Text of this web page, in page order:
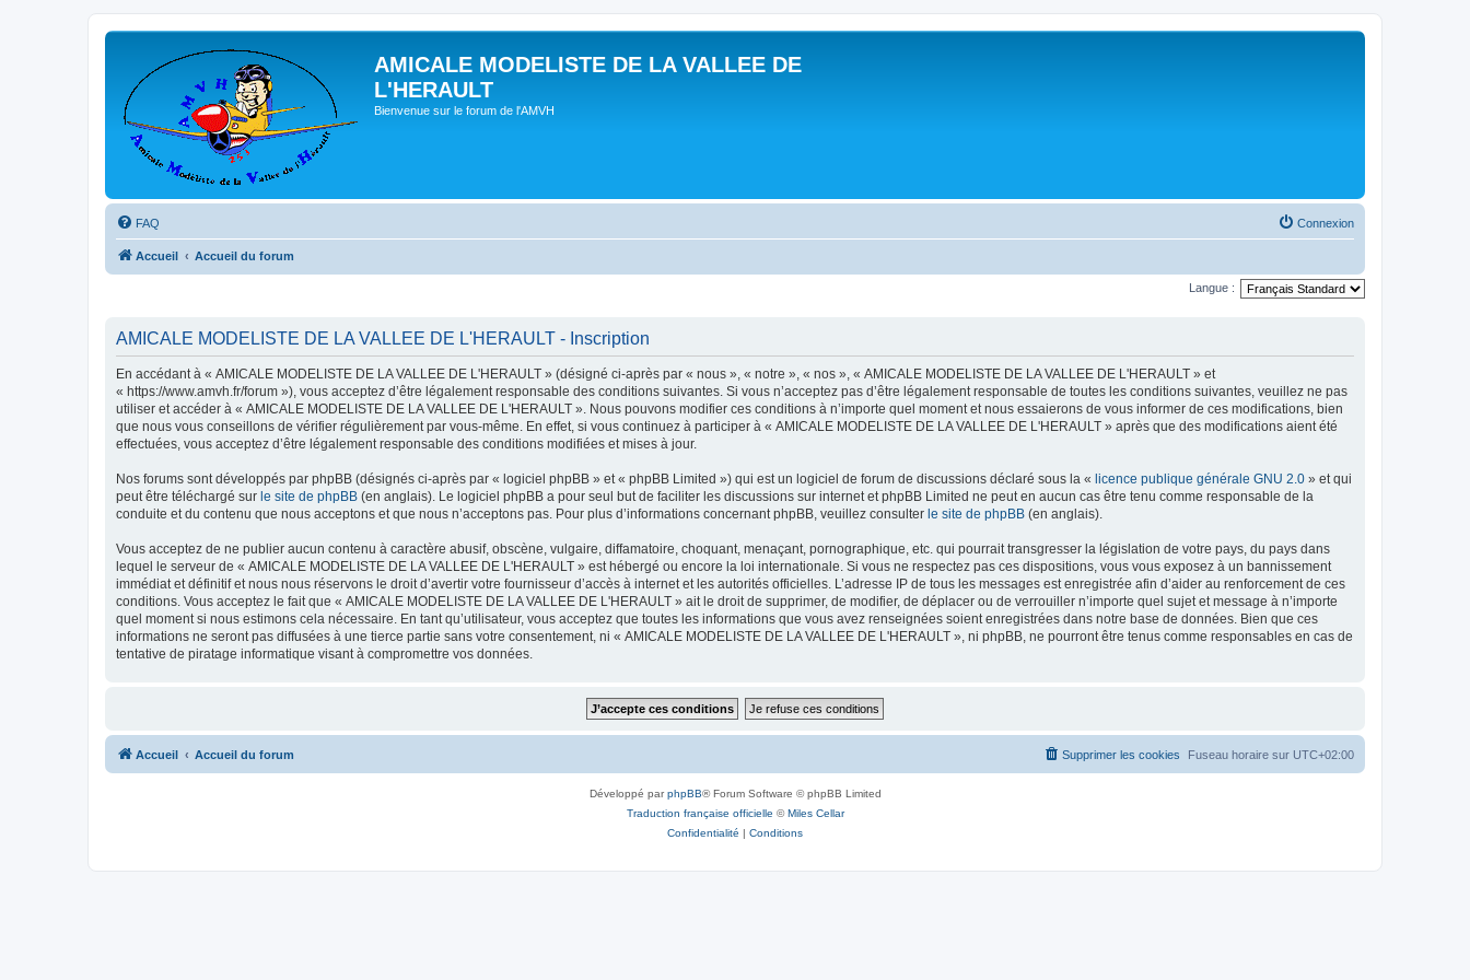
AMICALE MODELISTE DE LA VALLEE DE
L'HERAULT
Bienvenue sur le forum de l'AMVH
FAQ Connexion
Accueil Accueil du forum
Langue :
AMICALE MODELISTE DE LA VALLEE DE L'HERAULT - Inscription
En accédant à « AMICALE MODELISTE DE LA VALLEE DE L'HERAULT » (désigné ci-après par « nous », « notre », « nos », « AMICALE MODELISTE DE LA VALLEE DE L'HERAULT » et
« https://www.amvh.fr/forum »), vous acceptez d’être légalement responsable des conditions suivantes. Si vous n’acceptez pas d’être légalement responsable de toutes les conditions suivantes, veuillez ne pas
utiliser et accéder à « AMICALE MODELISTE DE LA VALLEE DE L'HERAULT ». Nous pouvons modifier ces conditions à n’importe quel moment et nous essaierons de vous informer de ces modifications, bien
que nous vous conseillons de vérifier régulièrement par vous-même. En effet, si vous continuez à participer à « AMICALE MODELISTE DE LA VALLEE DE L'HERAULT » après que des modifications aient été
effectuées, vous acceptez d’être légalement responsable des conditions modifiées et mises à jour.
Nos forums sont développés par phpBB (désignés ci-après par « logiciel phpBB » et « phpBB Limited ») qui est un logiciel de forum de discussions déclaré sous la « licence publique générale GNU 2.0 » et qui
peut être téléchargé sur le site de phpBB (en anglais). Le logiciel phpBB a pour seul but de faciliter les discussions sur internet et phpBB Limited ne peut en aucun cas être tenu comme responsable de la
conduite et du contenu que nous acceptons et que nous n’acceptons pas. Pour plus d’informations concernant phpBB, veuillez consulter le site de phpBB (en anglais).
Vous acceptez de ne publier aucun contenu à caractère abusif, obscène, vulgaire, diffamatoire, choquant, menaçant, pornographique, etc. qui pourrait transgresser la législation de votre pays, du pays dans
lequel le serveur de « AMICALE MODELISTE DE LA VALLEE DE L'HERAULT » est hébergé ou encore la loi internationale. Si vous ne respectez pas ces dispositions, vous vous exposez à un bannissement
immédiat et définitif et nous nous réservons le droit d’avertir votre fournisseur d’accès à internet et les autorités officielles. L’adresse IP de tous les messages est enregistrée afin d’aider au renforcement de ces
conditions. Vous acceptez le fait que « AMICALE MODELISTE DE LA VALLEE DE L'HERAULT » ait le droit de supprimer, de modifier, de déplacer ou de verrouiller n’importe quel sujet et message à n’importe
quel moment si nous estimons cela nécessaire. En tant qu’utilisateur, vous acceptez que toutes les informations que vous avez renseignées soient enregistrées dans notre base de données. Bien que ces
informations ne seront pas diffusées à une tierce partie sans votre consentement, ni « AMICALE MODELISTE DE LA VALLEE DE L'HERAULT », ni phpBB, ne pourront être tenus comme responsables en cas de
tentative de piratage informatique visant à compromettre vos données.
Accueil Accueil du forum Fuseau horaire sur UTC+02:00
Supprimer les cookies
Développé parphpBB® Forum Software © phpBB Limited
Traduction française officielle ©Miles Cellar
Confidentialité | Conditions